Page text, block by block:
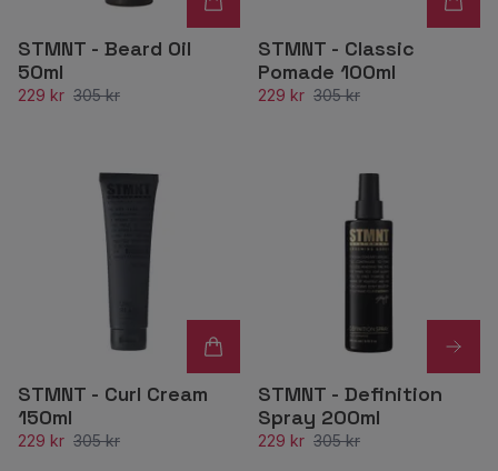
STMNT - Beard Oil
50ml
229 kr 305 kr
STMNT - Classic
Pomade 100ml
229 kr 305 kr
STMNT - Curl Cream
150ml
229 kr 305 kr
STMNT - Definition
Spray 200ml
229 kr 305 kr